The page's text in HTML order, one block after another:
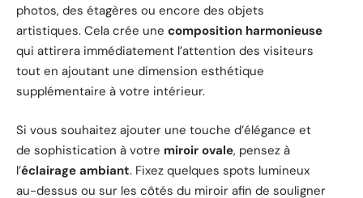
photos, des étagères ou encore des objets
artistiques. Cela crée une composition harmonieuse
qui attirera immédiatement l’attention des visiteurs
tout en ajoutant une dimension esthétique
supplémentaire à votre intérieur.
Si vous souhaitez ajouter une touche d’élégance et
de sophistication à votre miroir ovale, pensez à
l’éclairage ambiant. Fixez quelques spots lumineux
au-dessus ou sur les côtés du miroir afin de souligner